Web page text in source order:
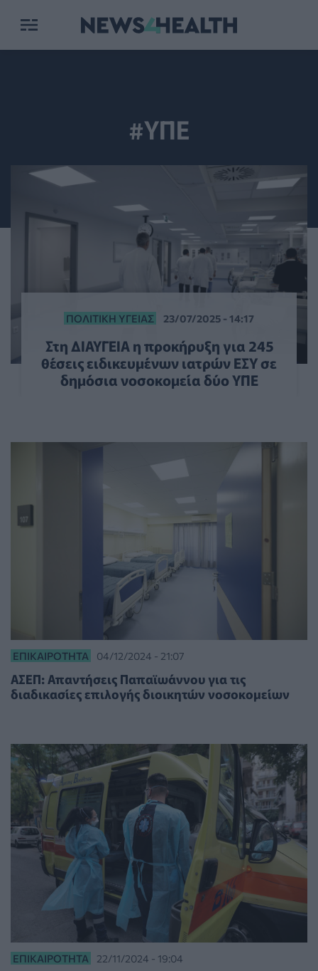
#ΥΠΕ
ΠΟΛΙΤΙΚΉ ΥΓΕΊΑΣ 23/07/2025 - 14:17
Στη ΔΙΑΥΓΕΙΑ η προκήρυξη για 245
θέσεις ειδικευμένων ιατρών ΕΣΥ σε
δημόσια νοσοκομεία δύο ΥΠΕ
ΕΠΙΚΑΙΡΌΤΗΤΑ 04/12/2024 - 21:07
ΑΣΕΠ: Απαντήσεις Παπαϊωάννου για τις
διαδικασίες επιλογής διοικητών νοσοκομείων
ΕΠΙΚΑΙΡΌΤΗΤΑ 22/11/2024 - 19:04